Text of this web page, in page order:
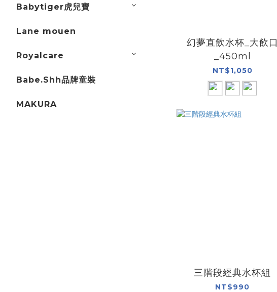
Babytiger虎兒寶
Lane mouen
Royalcare
Babe.Shh品牌童裝
MAKURA
幻夢直飲水杯_大飲口
_450ml
NT$1,050
三階段經典水杯組
NT$990